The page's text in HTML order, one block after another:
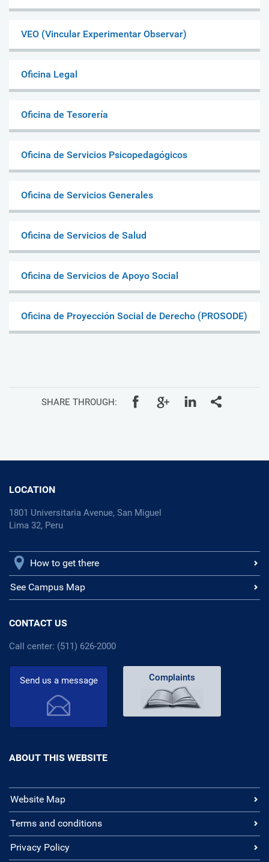
VEO (Vincular Experimentar Observar)
Oficina Legal
Oficina de Tesorería
Oficina de Servicios Psicopedagógicos
Oficina de Servicios Generales
Oficina de Servicios de Salud
Oficina de Servicios de Apoyo Social
Oficina de Proyección Social de Derecho (PROSODE)
SHARE THROUGH:
LOCATION
1801 Universitaria Avenue, San Miguel
Lima 32, Peru
How to get there
See Campus Map
CONTACT US
Call center: (511) 626-2000
Send us a message Complaints
ABOUT THIS WEBSITE
Website Map
Terms and conditions
Privacy Policy